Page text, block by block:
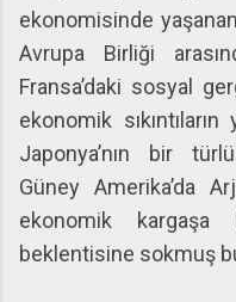
ekonomisinde
Avrupa Birliği
Fransa’daki sosyal
ekonomik
Japonya’nın bir
Güney Amerika’da
ekonomik
beklentisine sokmuş